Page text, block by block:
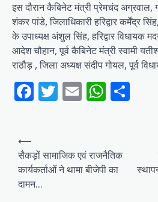
इस दौरान कैबिनेट मंत्री प्रेमचंद
शंकर पांडे, जिलाधिकारी हरिद्वार कर्मेंद्र
के उपाध्यक्ष अंशुल सिंह, हरिद्वार विधायक
आदेश चौहान, पूर्व कैबिनेट मंत्री स्वामी
राठौड़ , जिला अध्यक्ष संदीप गोयल, पूर्व
Facebook
Twitter
Email
Post
navigation
⟵
सैकड़ों सामाजिक एवं राजनैतिक
कार्यकर्ताओं ने थामा बीजेपी का
दामन…